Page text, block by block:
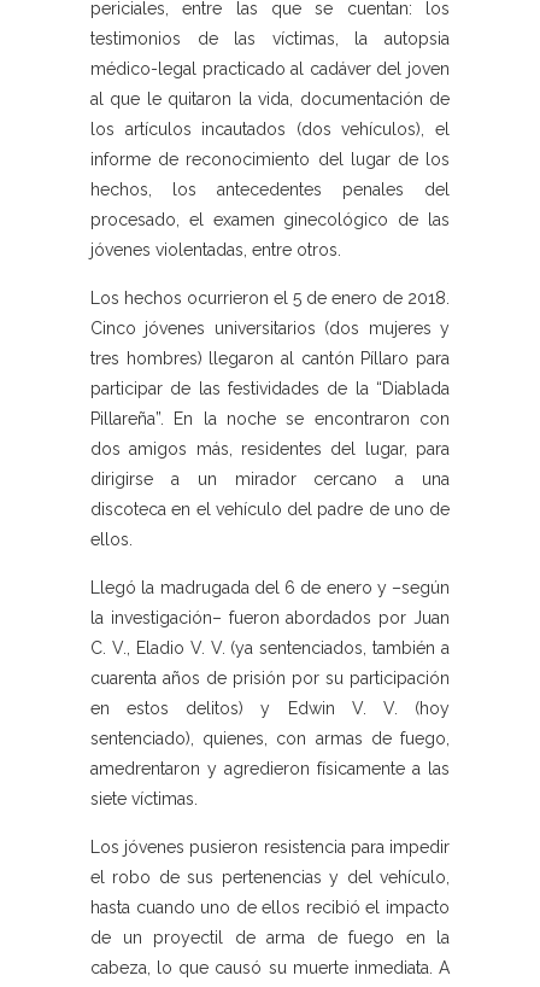
periciales, entre las que se cuentan: los
testimonios de las víctimas, la autopsia
médico-legal practicado al cadáver del joven
al que le quitaron la vida, documentación de
los artículos incautados (dos vehículos), el
informe de reconocimiento del lugar de los
hechos, los antecedentes penales del
procesado, el examen ginecológico de las
jóvenes violentadas, entre otros.
Los hechos ocurrieron el 5 de enero de 2018.
Cinco jóvenes universitarios (dos mujeres y
tres hombres) llegaron al cantón Píllaro para
participar de las festividades de la “Diablada
Pillareña”. En la noche se encontraron con
dos amigos más, residentes del lugar, para
dirigirse a un mirador cercano a una
discoteca en el vehículo del padre de uno de
ellos.
Llegó la madrugada del 6 de enero y –según
la investigación– fueron abordados por Juan
C. V., Eladio V. V. (ya sentenciados, también a
cuarenta años de prisión por su participación
en estos delitos) y Edwin V. V. (hoy
sentenciado), quienes, con armas de fuego,
amedrentaron y agredieron físicamente a las
siete víctimas.
Los jóvenes pusieron resistencia para impedir
el robo de sus pertenencias y del vehículo,
hasta cuando uno de ellos recibió el impacto
de un proyectil de arma de fuego en la
cabeza, lo que causó su muerte inmediata. A